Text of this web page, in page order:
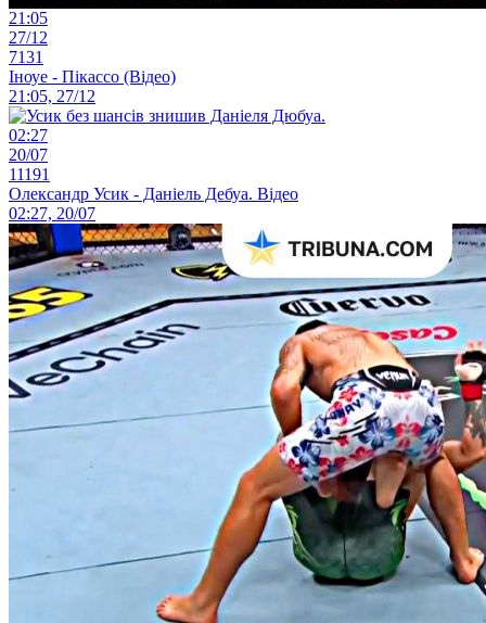
21:05
27/12
7131
Іноуе - Пікассо (Відео)
21:05, 27/12
02:27
20/07
11191
Олександр Усик - Даніель Дебуа. Відео
02:27, 20/07